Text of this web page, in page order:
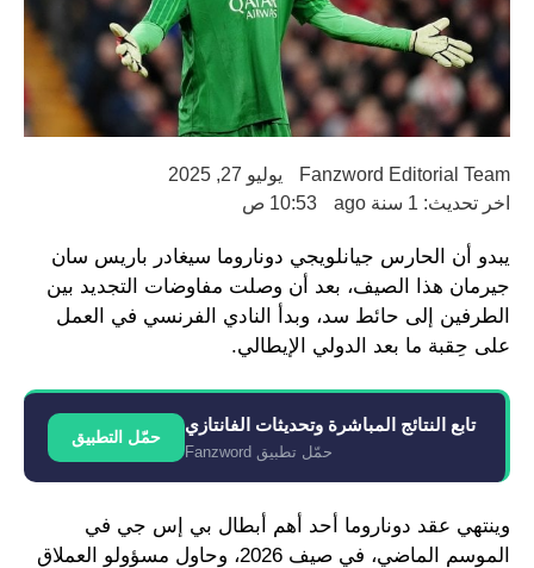
Fanzword Editorial Team
يوليو 27, 2025
اخر تحديث: 1 سنة ago
10:53 ص
يبدو أن الحارس جيانلويجي دوناروما سيغادر باريس سان
جيرمان هذا الصيف، بعد أن وصلت مفاوضات التجديد بين
الطرفين إلى حائط سد، وبدأ النادي الفرنسي في العمل
على حِقبة ما بعد الدولي الإيطالي.
تابع النتائج المباشرة وتحديثات الفانتازي
حمّل تطبيق Fanzword
حمّل التطبيق
وينتهي عقد دوناروما أحد أهم أبطال بي إس جي في
الموسم الماضي، في صيف 2026، وحاول مسؤولو العملاق